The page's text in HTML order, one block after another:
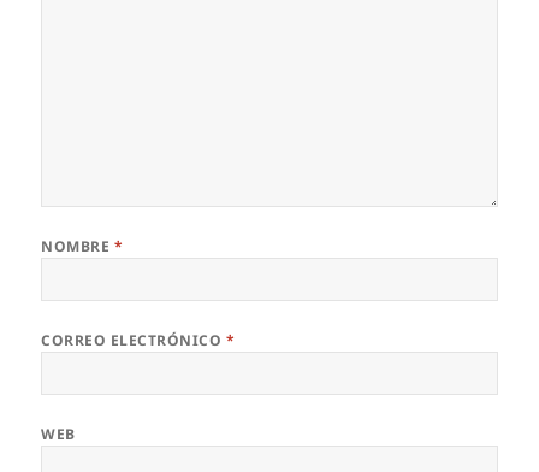
NOMBRE *
CORREO ELECTRÓNICO *
WEB